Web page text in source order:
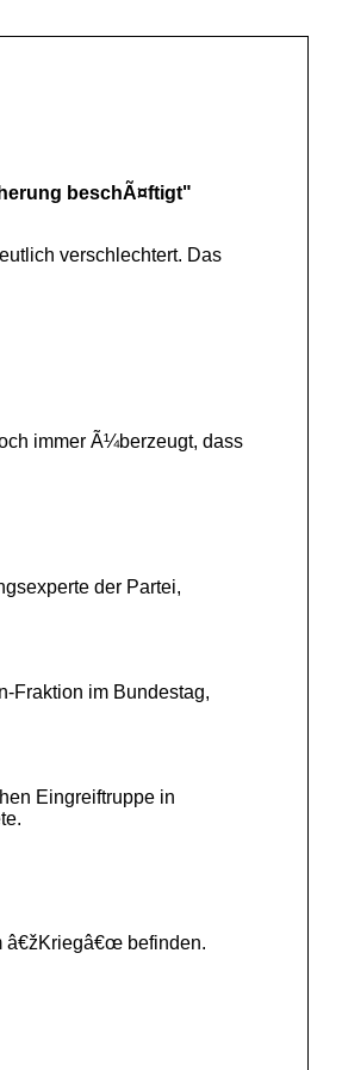
beschÃ¤ftigt"
verschlechtert. Das
immer Ã¼berzeugt, dass
der Partei,
Fraktion im Bundestag,
Eingreiftruppe in
â€žKriegâ€œ befinden.